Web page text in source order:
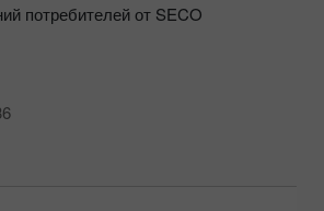
потребителей от SECO